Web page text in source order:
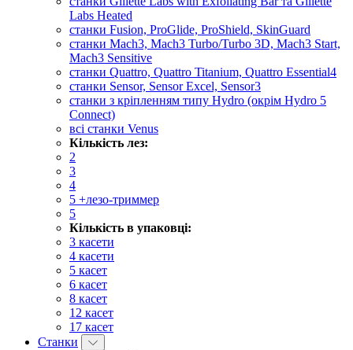
Labs Heated
станки Fusion, ProGlide, ProShield, SkinGuard
станки Mach3, Mach3 Turbo/Turbo 3D, Mach3 Start,
Mach3 Sensitive
станки Quattro, Quattro Titanium, Quattro Essential4
станки Sensor, Sensor Excel, Sensor3
станки з кріпленням типу Hydro (окрім Hydro 5
Connect)
всі станки Venus
Кількість лез:
2
3
4
5 +лезо-триммер
5
Кількість в упаковці:
3 касети
4 касети
5 касет
6 касет
8 касет
12 касет
17 касет
Станки